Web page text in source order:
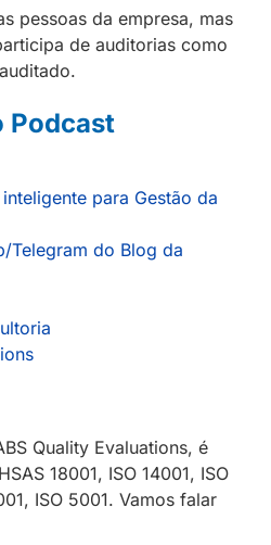
pessoas da empresa, mas
de auditorias como
Podcast
para Gestão da
Telegram do Blog da
Quality Evaluations, é
18001, ISO 14001, ISO
ISO 5001. Vamos falar